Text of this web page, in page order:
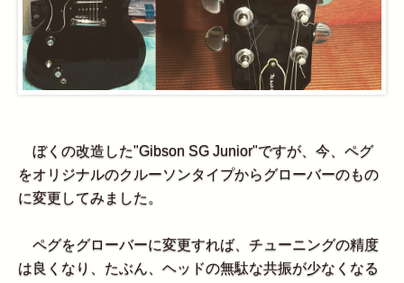
ぼくの改造した"Gibson SG Junior"ですが、今、ペグ
をオリジナルのクルーソンタイプからグローバーのもの
に変更してみました。
ペグをグローバーに変更すれば、チューニングの精度
は良くなり、たぶん、ヘッドの無駄な共振が少なくなる